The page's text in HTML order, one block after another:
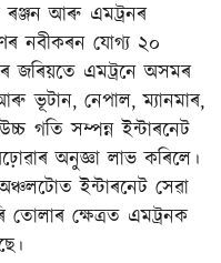
ৰঞ্জন আৰু এমট্ৰনৰ
নবীকৰন যোগ্য ২০
জৰিয়তে এমট্ৰনে অসমৰ
ভূটান, নেপাল, ম্যানমাৰ,
গতি সম্পন্ন ইন্টাৰনেট
অনুজ্ঞা লাভ কৰিলে।
ইন্টাৰনেট সেৱা
ক্ষেত্ৰত এমট্ৰনক